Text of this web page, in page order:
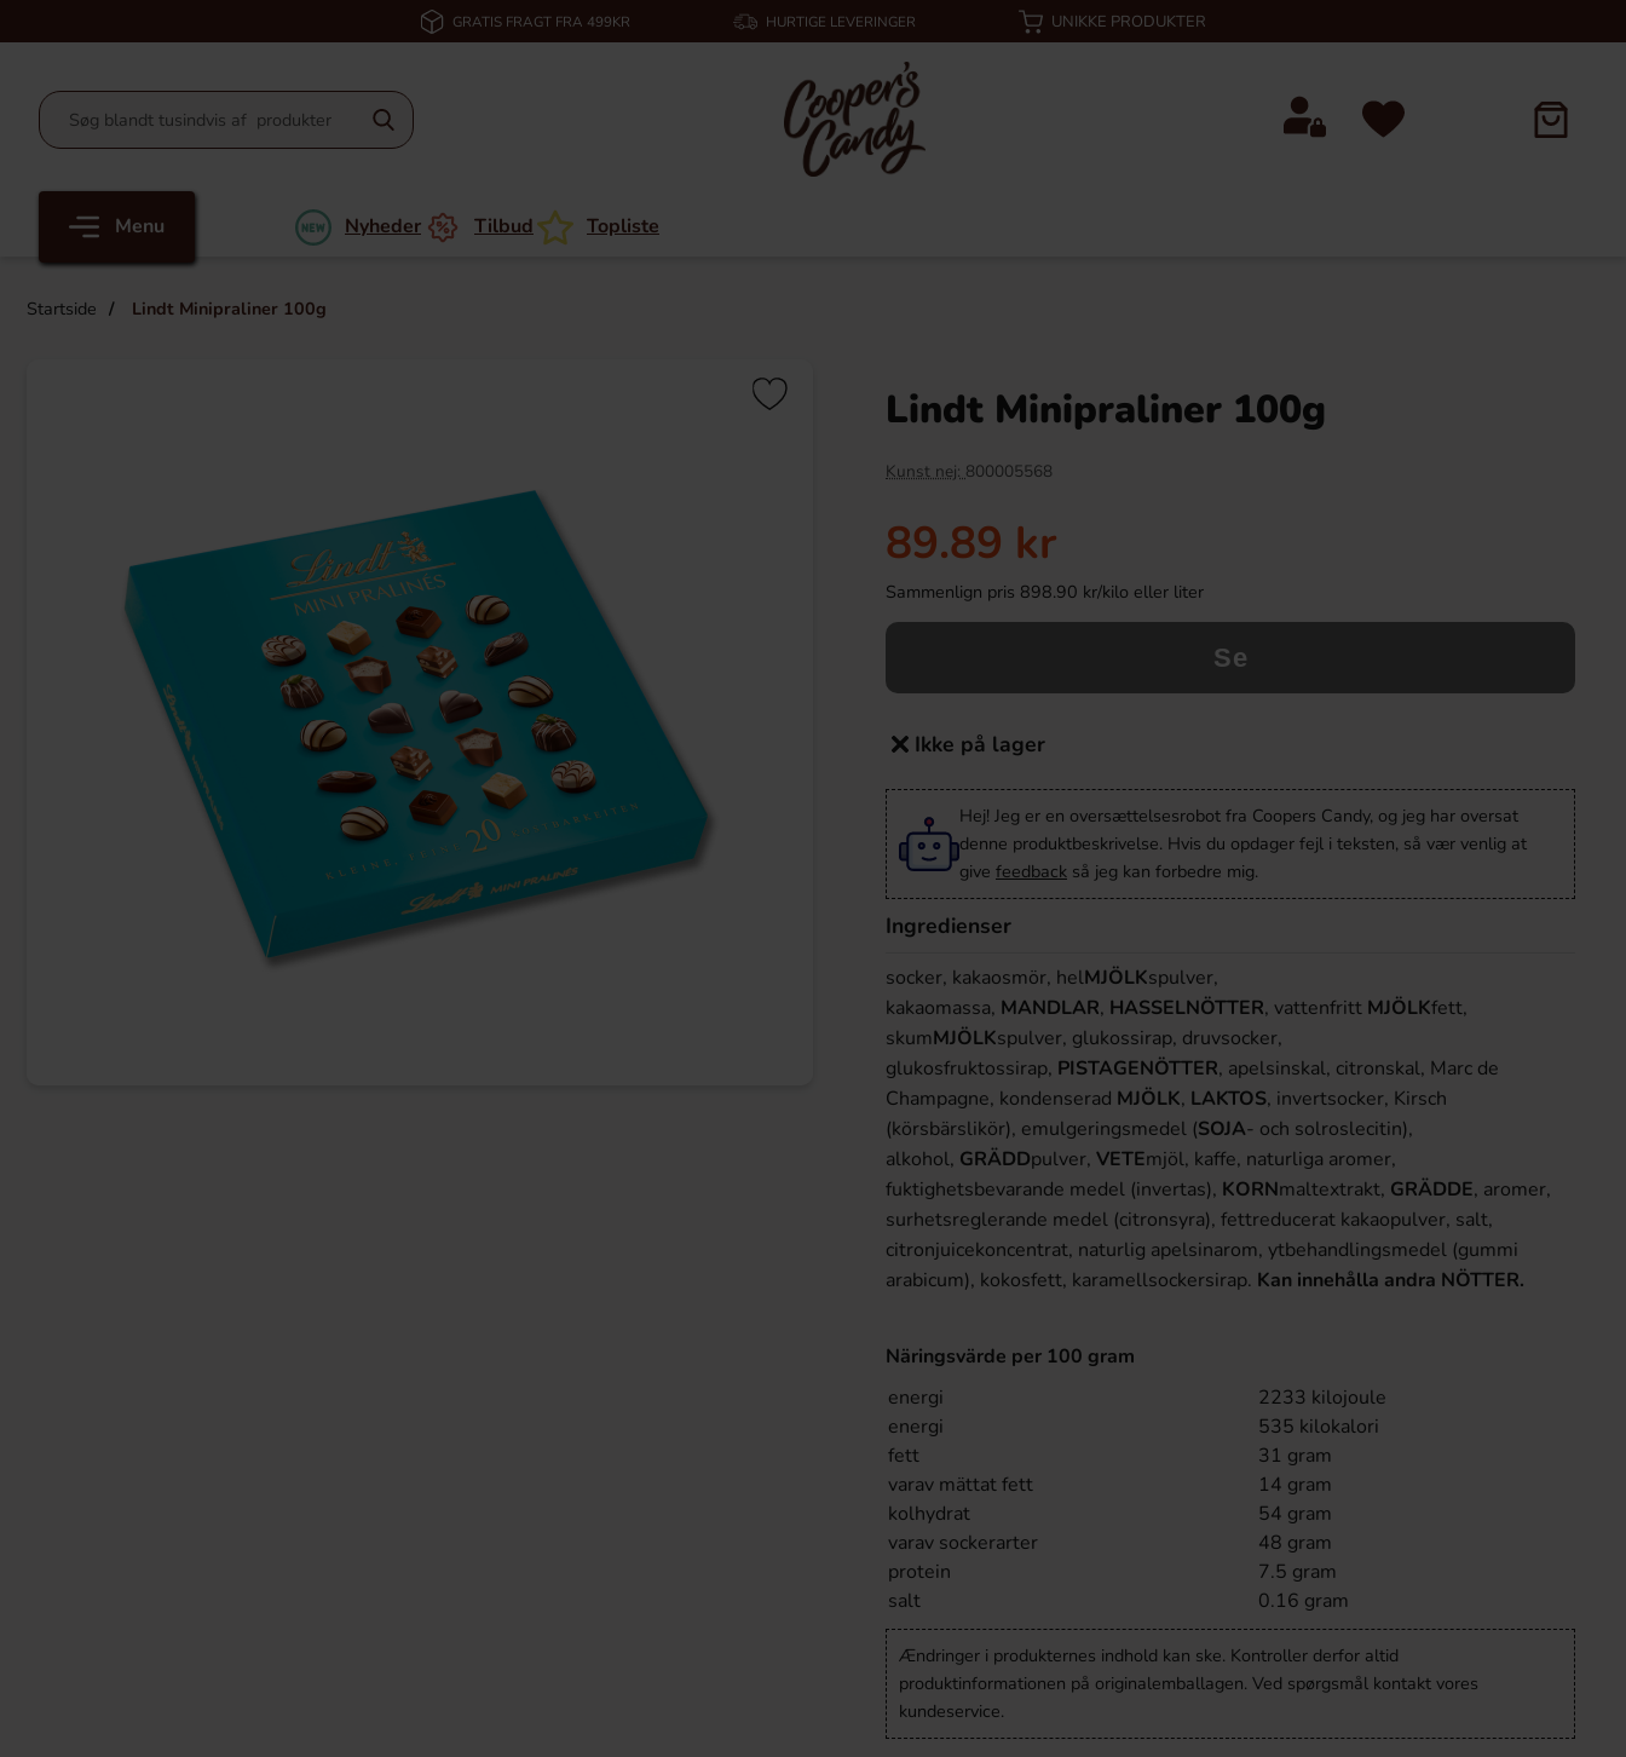
GRATIS FRAGT FRA 499KR HURTIGE LEVERINGER UNIKKE PRODUKTER
Menu Nyheder Tilbud Topliste
Startside Lindt Minipraliner 100g
Lindt Minipraliner 100g
Kunst nej: 800005568
89.89 kr
Sammenlign pris 898.90 kr/kilo eller liter
Se
Ikke på lager
Hej! Jeg er en oversættelsesrobot fra Coopers Candy, og jeg har oversat
denne produktbeskrivelse. Hvis du opdager fejl i teksten, så vær venlig at
give feedback så jeg kan forbedre mig.
Ingredienser
socker, kakaosmör, helMJÖLKspulver,
kakaomassa, MANDLAR, HASSELNÖTTER, vattenfritt MJÖLKfett,
skumMJÖLKspulver, glukossirap, druvsocker,
glukosfruktossirap, PISTAGENÖTTER, apelsinskal, citronskal, Marc de
Champagne, kondenserad MJÖLK, LAKTOS, invertsocker, Kirsch
(körsbärslikör), emulgeringsmedel (SOJA- och solroslecitin),
alkohol, GRÄDDpulver, VETEmjöl, kaffe, naturliga aromer,
fuktighetsbevarande medel (invertas), KORNmaltextrakt, GRÄDDE, aromer,
surhetsreglerande medel (citronsyra), fettreducerat kakaopulver, salt,
citronjuicekoncentrat, naturlig apelsinarom, ytbehandlingsmedel (gummi
arabicum), kokosfett, karamellsockersirap. Kan innehålla andra NÖTTER.
Näringsvärde per 100 gram
energi
2233 kilojoule
energi
535 kilokalori
fett
31 gram
varav mättat fett
14 gram
kolhydrat
54 gram
varav sockerarter
48 gram
protein
7.5 gram
salt
0.16 gram
Ændringer i produkternes indhold kan ske. Kontroller derfor altid
produktinformationen på originalemballagen. Ved spørgsmål kontakt vores
kundeservice.